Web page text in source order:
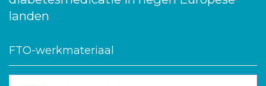
landen
FTO-werkmateriaal